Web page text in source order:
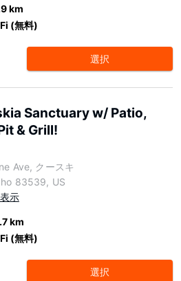
km
(無料)
選択
Sanctuary w/ Patio,
& Grill!
Ave, クースキ
83539, US
示
km
(無料)
選択